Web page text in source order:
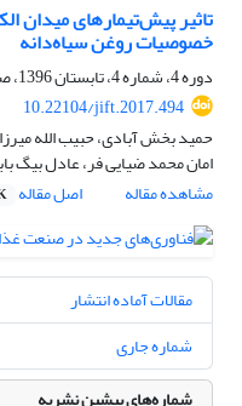
تاثیر پیش‌تیمارهای میدان
خصوصیات روغن سیاه‌دانه
دوره 4، شماره 4، تابستان 1396، صفحه
10.22104/jift.2017.494
حمید بخش آبادی، حبیب الله
امان محمد ضیایی فر، عادل بیگ
مشاهده مقاله
اصل مقاله
مقالات آماده انتشار
شماره جاری
شماره‌های پیشین نشریه